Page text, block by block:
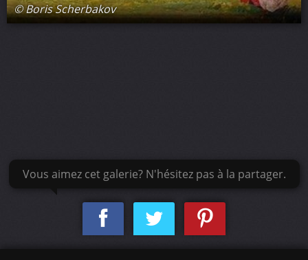
© Boris Scherbakov
Vous aimez cet galerie? N'hésitez pas à la partager.